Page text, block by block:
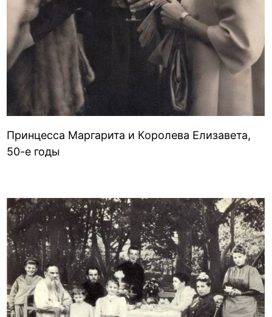
Принцесса Маргарита и Королева Елизавета,
50-е годы